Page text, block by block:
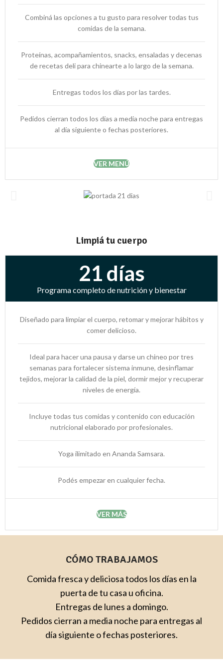
Combiná las opciones a tu gusto para resolver todas tus
comidas de la semana.
Proteínas, acompañamientos, snacks, ensaladas y decenas
de recetas deli para chinearte a lo largo de la semana.
Entregas todos los días por las tardes.
Pedidos cierran todos los días a media noche para entregas
al día siguiente o fechas posteriores.
VER MENÚ
Limpiá tu cuerpo​
21 días
Programa completo de nutrición y bienestar
Diseñado para limpiar el cuerpo, retomar y mejorar hábitos y
comer delicioso.
Ideal para hacer una pausa y darse un chineo por tres
semanas para fortalecer sistema inmune, desinflamar
tejidos, mejorar la calidad de la piel, dormir mejor y recuperar
niveles de energía.
Incluye todas tus comidas y contenido con educación
nutricional elaborado por profesionales.
Yoga ilimitado en Ananda Samsara.
Podés empezar en cualquier fecha.
VER MÁS
CÓMO TRABAJAMOS
Comida fresca y deliciosa todos los días en la
puerta de tu casa u oficina.
Entregas de lunes a domingo.
Pedidos cierran a media noche para entregas al
día siguiente o fechas posteriores.